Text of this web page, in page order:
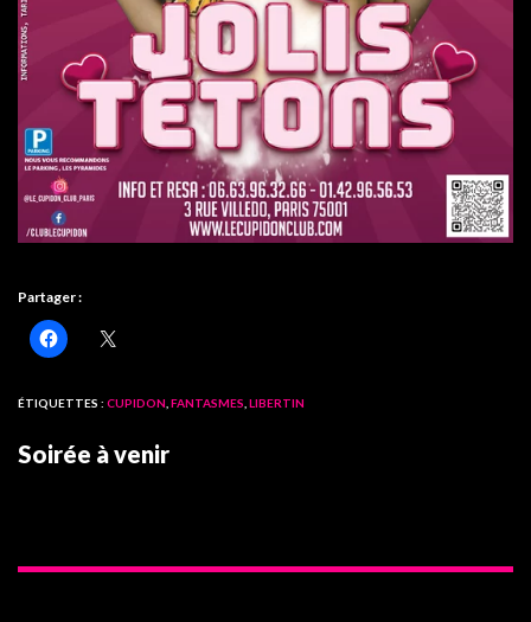
Partager :
ÉTIQUETTES : CUPIDON FANTASMES LIBERTIN
Soirée à venir